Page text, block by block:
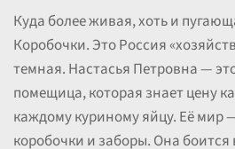
Куда более живая, хоть и
Коробочки. Это Россия
темная. Настасья Петровна —
помещица, которая знает цену
каждому куриному яйцу. Её мир
коробочки и заборы. Она боится